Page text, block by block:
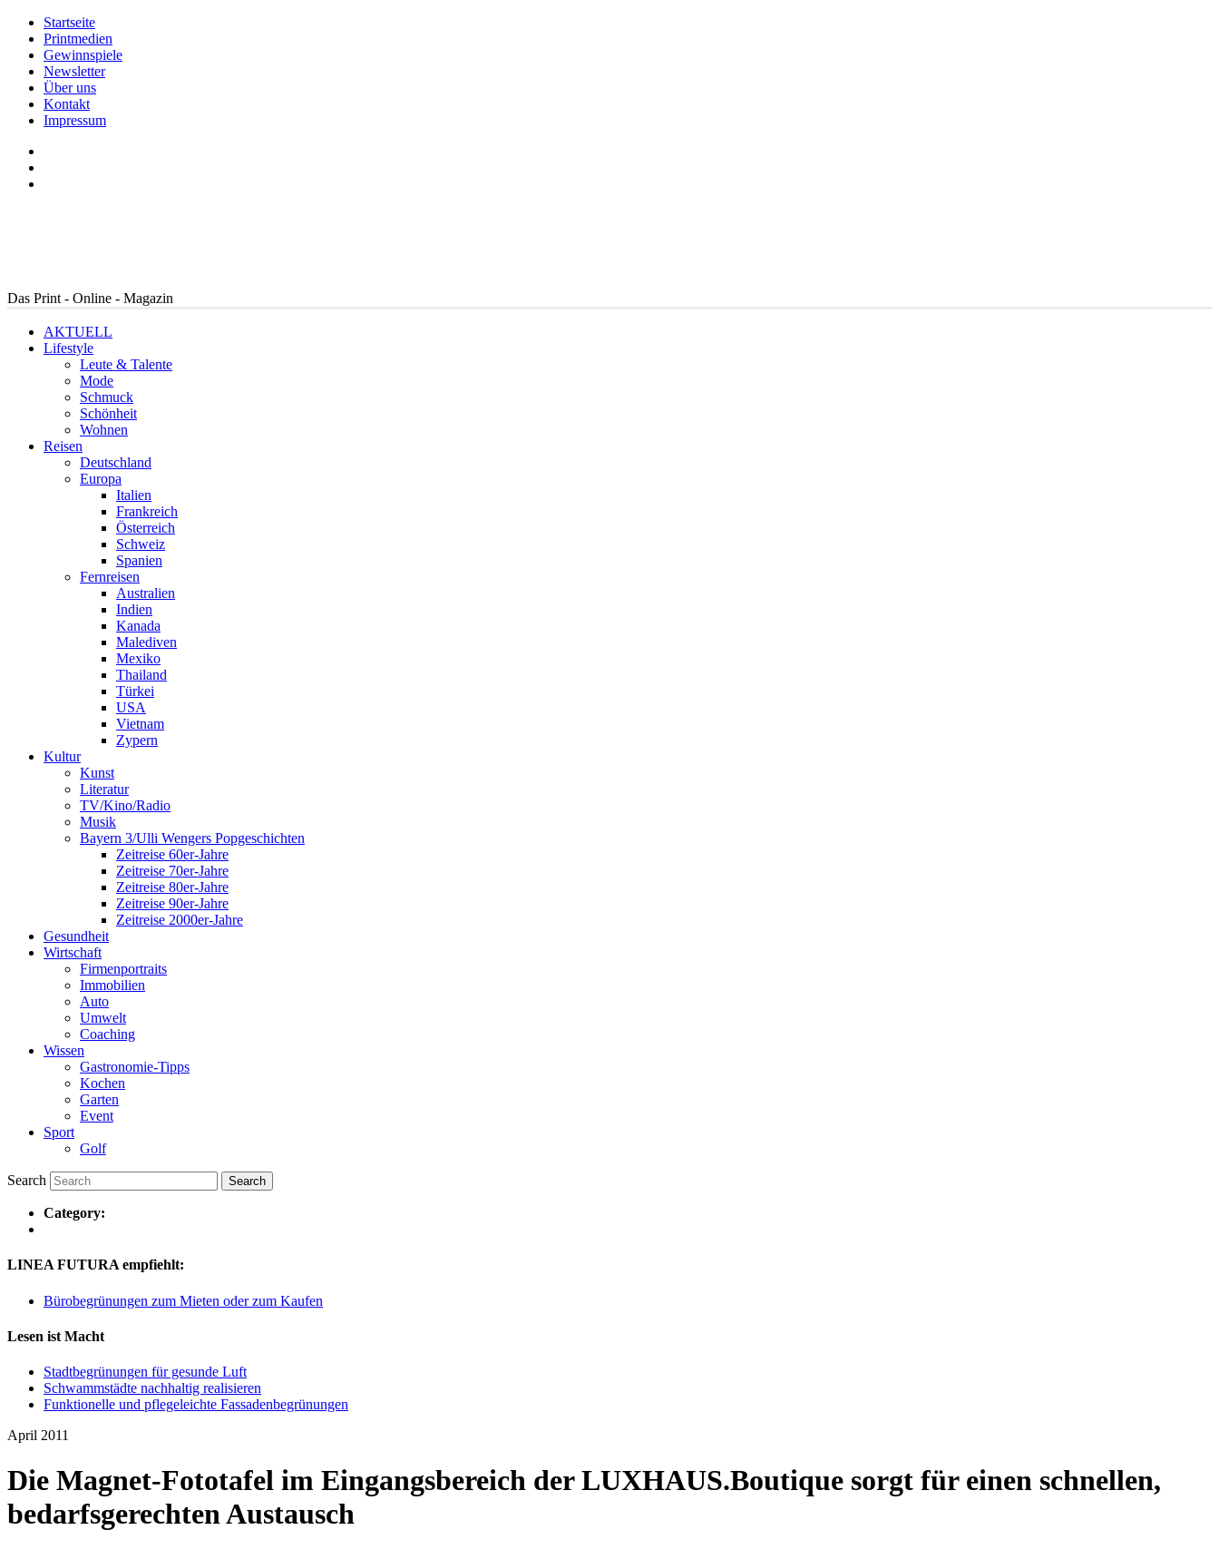
Startseite
Printmedien
Gewinnspiele
Newsletter
Über uns
Kontakt
Impressum
Das Print - Online - Magazin
AKTUELL
Lifestyle
Leute & Talente
Mode
Schmuck
Schönheit
Wohnen
Reisen
Deutschland
Europa
Italien
Frankreich
Österreich
Schweiz
Spanien
Fernreisen
Australien
Indien
Kanada
Malediven
Mexiko
Thailand
Türkei
USA
Vietnam
Zypern
Kultur
Kunst
Literatur
TV/Kino/Radio
Musik
Bayern 3/Ulli Wengers Popgeschichten
Zeitreise 60er-Jahre
Zeitreise 70er-Jahre
Zeitreise 80er-Jahre
Zeitreise 90er-Jahre
Zeitreise 2000er-Jahre
Gesundheit
Wirtschaft
Firmenportraits
Immobilien
Auto
Umwelt
Coaching
Wissen
Gastronomie-Tipps
Kochen
Garten
Event
Sport
Golf
Search
Category:
LINEA FUTURA empfiehlt:
Bürobegrünungen zum Mieten oder zum Kaufen
Lesen ist Macht
Stadtbegrünungen für gesunde Luft
Schwammstädte nachhaltig realisieren
Funktionelle und pflegeleichte Fassadenbegrünungen
April 2011
Die Magnet-Fototafel im Eingangsbereich der LUXHAUS.Boutique sorgt für einen schnellen,
bedarfsgerechten Austausch